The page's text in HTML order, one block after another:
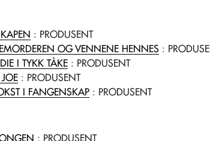
: PRODUSENT
OG VENNENE HENNES :
I TYKK TÅKE : PRODUSENT
JOE : PRODUSENT
I FANGENSKAP : PRODUSENT
: PRODUSENT